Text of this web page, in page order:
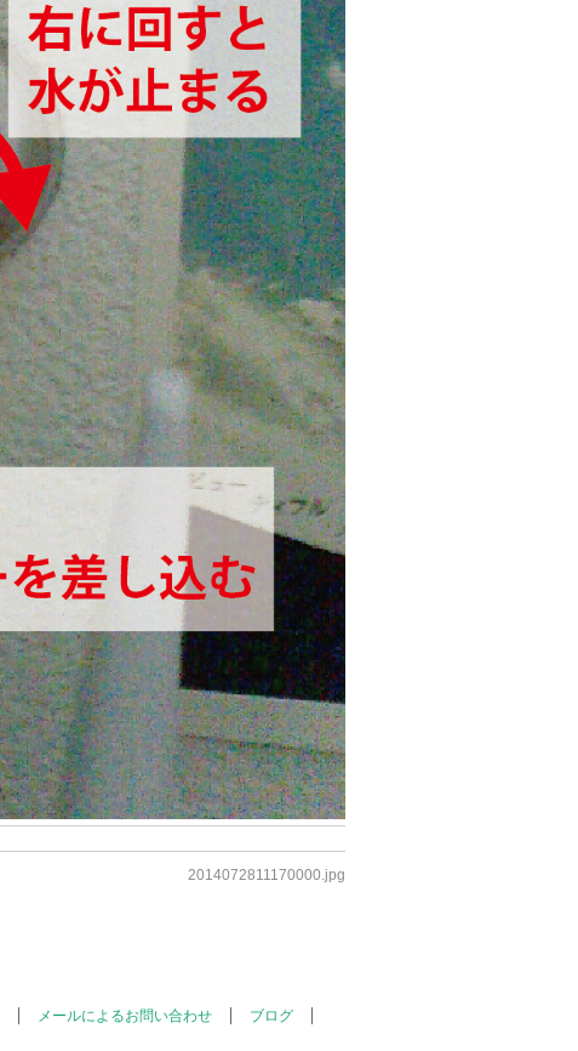
2014072811170000.jpg
メールによるお問い合わせ ブログ